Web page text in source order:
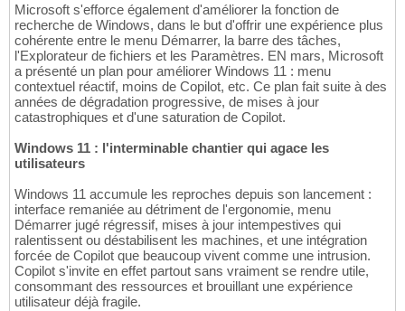
Microsoft s'efforce également d'améliorer la fonction de
recherche de Windows, dans le but d'offrir une expérience plus
cohérente entre le menu Démarrer, la barre des tâches,
l'Explorateur de fichiers et les Paramètres. EN mars, Microsoft
a présenté un plan pour améliorer Windows 11 : menu
contextuel réactif, moins de Copilot, etc. Ce plan fait suite à des
années de dégradation progressive, de mises à jour
catastrophiques et d'une saturation de Copilot.
Windows 11 : l'interminable chantier qui agace les
utilisateurs
Windows 11 accumule les reproches depuis son lancement :
interface remaniée au détriment de l'ergonomie, menu
Démarrer jugé régressif, mises à jour intempestives qui
ralentissent ou déstabilisent les machines, et une intégration
forcée de Copilot que beaucoup vivent comme une intrusion.
Copilot s'invite en effet partout sans vraiment se rendre utile,
consommant des ressources et brouillant une expérience
utilisateur déjà fragile.